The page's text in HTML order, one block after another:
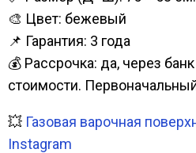
🎨 Цвет: бежевый
📌 Гарантия: 3 года
💰 Рассрочка: да, через
стоимости.
💥 Газовая варочная
Instagram